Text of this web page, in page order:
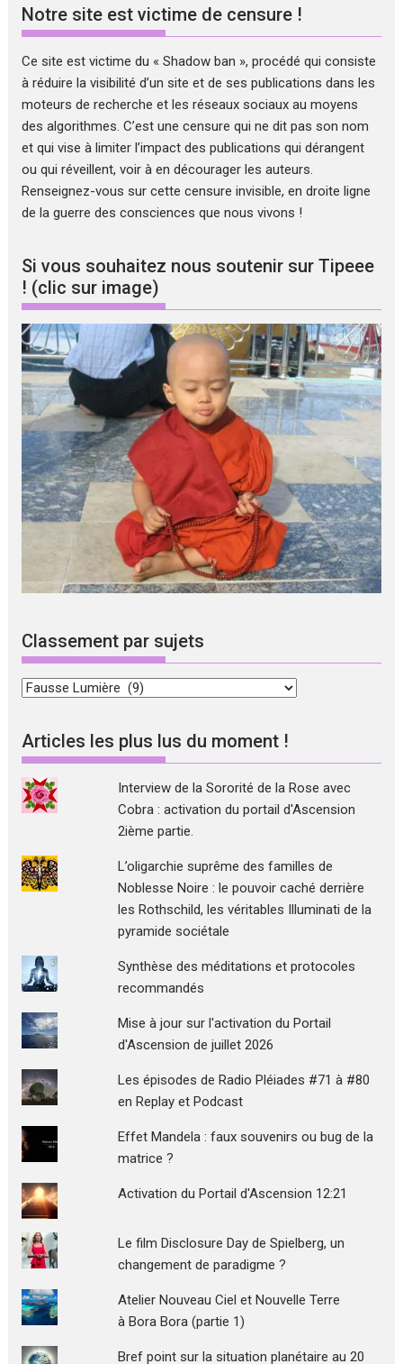
Notre site est victime de censure !
Ce site est victime du « Shadow ban », procédé qui consiste
à réduire la visibilité d’un site et de ses publications dans les
moteurs de recherche et les réseaux sociaux au moyens
des algorithmes. C’est une censure qui ne dit pas son nom
et qui vise à limiter l’impact des publications qui dérangent
ou qui réveillent, voir à en décourager les auteurs.
Renseignez-vous sur cette censure invisible, en droite ligne
de la guerre des consciences que nous vivons !
Si vous souhaitez nous soutenir sur Tipeee
! (clic sur image)
Classement par sujets
Classement
sujets
Articles les plus lus du moment !
Interview de la Sororité de la Rose avec
Cobra : activation du portail d'Ascension
2ième partie.
L’oligarchie suprême des familles de
Noblesse Noire : le pouvoir caché derrière
les Rothschild, les véritables Illuminati de la
pyramide sociétale
Synthèse des méditations et protocoles
recommandés
Mise à jour sur l'activation du Portail
d'Ascension de juillet 2026
Les épisodes de Radio Pléiades #71 à #80
en Replay et Podcast
Effet Mandela : faux souvenirs ou bug de la
matrice ?
Activation du Portail d'Ascension 12:21
Le film Disclosure Day de Spielberg, un
changement de paradigme ?
Atelier Nouveau Ciel et Nouvelle Terre
à Bora Bora (partie 1)
Bref point sur la situation planétaire au 20